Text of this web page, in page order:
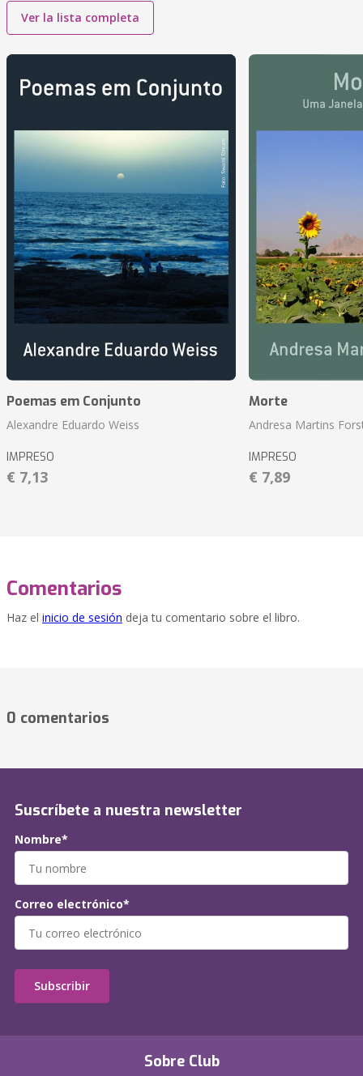
Ver la lista completa
Poemas em Conjunto
Alexandre Eduardo Weiss
IMPRESO
€ 7,13
Morte
Andresa Martins
IMPRESO
€ 7,89
Comentarios
Haz el inicio de sesión deja tu comentario sobre el libro.
0 comentarios
Sobre Club
Suscríbete a nuestra newsletter
Nombre*
Correo electrónico*
Subscribir